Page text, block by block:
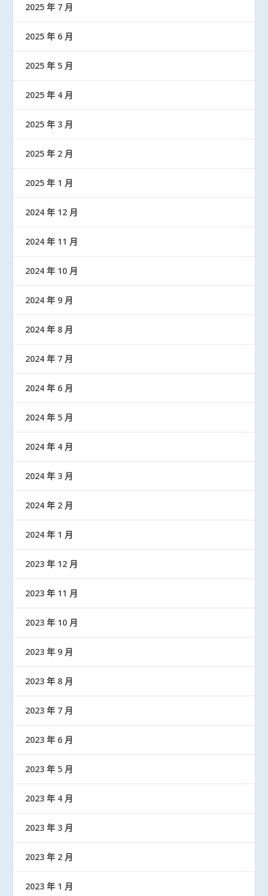
2025 年 7 月
2025 年 6 月
2025 年 5 月
2025 年 4 月
2025 年 3 月
2025 年 2 月
2025 年 1 月
2024 年 12 月
2024 年 11 月
2024 年 10 月
2024 年 9 月
2024 年 8 月
2024 年 7 月
2024 年 6 月
2024 年 5 月
2024 年 4 月
2024 年 3 月
2024 年 2 月
2024 年 1 月
2023 年 12 月
2023 年 11 月
2023 年 10 月
2023 年 9 月
2023 年 8 月
2023 年 7 月
2023 年 6 月
2023 年 5 月
2023 年 4 月
2023 年 3 月
2023 年 2 月
2023 年 1 月